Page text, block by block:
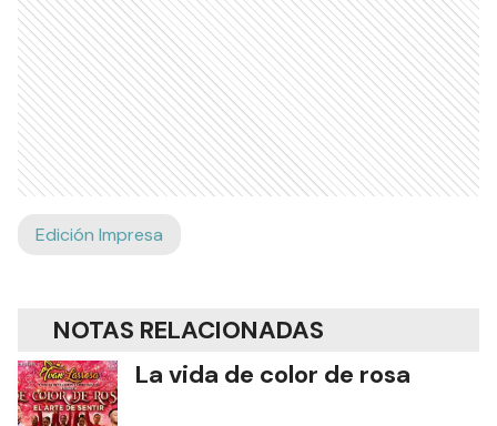
Edición Impresa
NOTAS RELACIONADAS
La vida de color de rosa